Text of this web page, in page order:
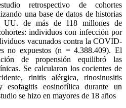
retrospectivo de cohortes
una base de datos de historias
UU. de más de 118 millones de
individuos con infección por
vacunados contra la COVID-
no expuestos (n = 4.388.409). El
de propensión equilibró las
Se calcularon los cocientes de
rinitis alérgica, rinosinusitis
esofagitis eosinofílica durante un
se hizo en mayores de 18 años